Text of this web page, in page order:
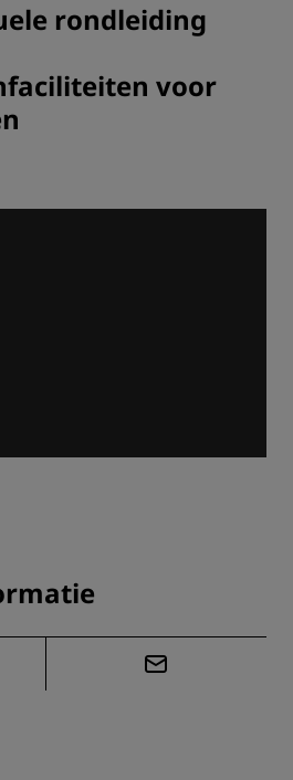
rondleiding
voor